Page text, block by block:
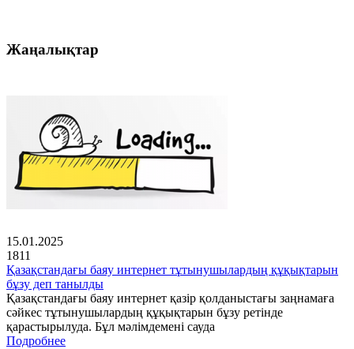
Жаңалықтар
15.01.2025
1811
Қазақстандағы баяу интернет тұтынушылардың құқықтарын
бұзу деп танылды
Қазақстандағы баяу интернет қазір қолданыстағы заңнамаға
сәйкес тұтынушылардың құқықтарын бұзу ретінде
қарастырылуда. Бұл мәлімдемені сауда
Подробнее